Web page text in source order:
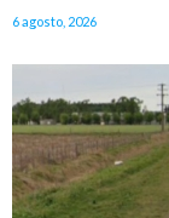
6 agosto, 2026